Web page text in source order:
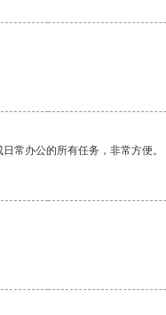
常办公的所有任务，非常方便。